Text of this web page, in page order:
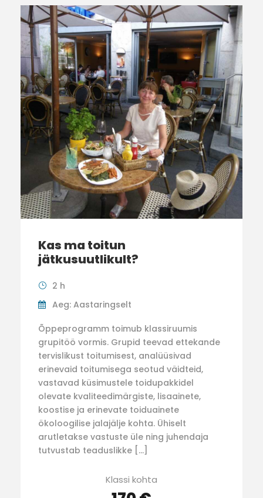
Kas ma toitun
jätkusuutlikult?
2 h
Aeg: Aastaringselt
Õppeprogramm toimub klassiruumis
grupitöö vormis. Grupid teevad ettekande
tervislikust toitumisest, analüüsivad
erinevaid toitumisega seotud väidteid,
vastavad küsimustele toidupakkidel
olevate kvaliteedimärgiste, lisaainete,
koostise ja erinevate toiduainete
ökoloogilise jalajälje kohta. Ühiselt
arutletakse vastuste üle ning juhendaja
tutvustab teaduslikke […]
Klassi kohta